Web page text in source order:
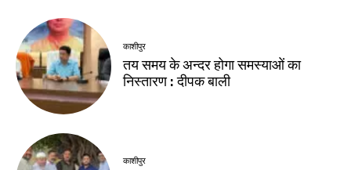
काशीपुर
तय समय के अन्दर होगा समस्याओं का
निस्तारण : दीपक बाली
काशीपुर